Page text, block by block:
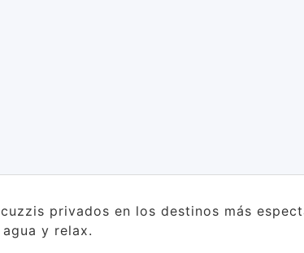
privados en los destinos más
y relax.